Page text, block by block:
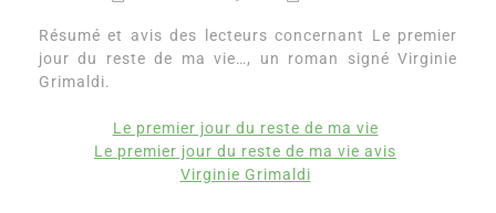
Résumé et avis des lecteurs concernant Le premier
jour du reste de ma vie…, un roman signé Virginie
Grimaldi.
Le premier jour du reste de ma vie
Le premier jour du reste de ma vie avis
Virginie Grimaldi